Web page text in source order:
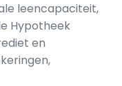
leencapaciteit,
Hypotheek
en